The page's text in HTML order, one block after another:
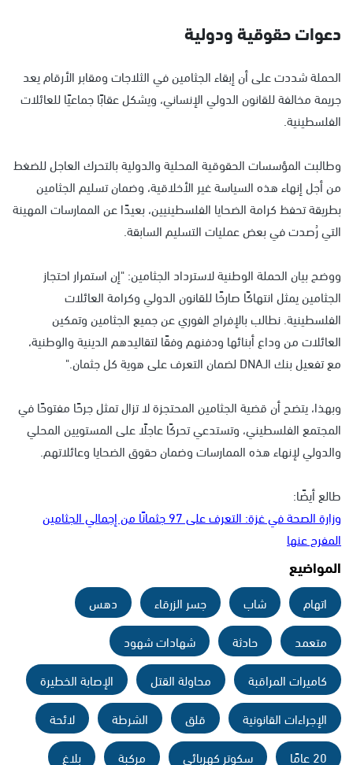
دعوات حقوقية ودولية
الحملة شددت على أن إبقاء الجثامين في الثلاجات ومقابر الأرقام يعد
جريمة مخالفة للقانون الدولي الإنساني، ويشكل عقابًا جماعيًا للعائلات
الفلسطينية.
وطالبت المؤسسات الحقوقية المحلية والدولية بالتحرك العاجل للضغط
من أجل إنهاء هذه السياسة غير الأخلاقية، وضمان تسليم الجثامين
بطريقة تحفظ كرامة الضحايا الفلسطينيين، بعيدًا عن الممارسات المهينة
التي رُصدت في بعض عمليات التسليم السابقة.
ووضح بيان الحملة الوطنية لاسترداد الجثامين: "إن استمرار احتجاز
الجثامين يمثل انتهاكًا صارخًا للقانون الدولي وكرامة العائلات
الفلسطينية. نطالب بالإفراج الفوري عن جميع الجثامين وتمكين
العائلات من وداع أبنائها ودفنهم وفقًا لتقاليدهم الدينية والوطنية،
مع تفعيل بنك الـDNA لضمان التعرف على هوية كل جثمان."
وبهذا، يتضح أن قضية الجثامين المحتجزة لا تزال تمثل جرحًا مفتوحًا في
المجتمع الفلسطيني، وتستدعي تحركًا عاجلًا على المستويين المحلي
والدولي لإنهاء هذه الممارسات وضمان حقوق الضحايا وعائلاتهم.
طالع أيضًا:
وزارة الصحة في غزة: التعرف على 97 جثمانًا من إجمالي الجثامين
المفرج عنها
المواضيع
اتهام شاب جسر الزرقاء
دهس
متعمد
حادثة
شهادات شهود
كاميرات المراقبة
محاولة القتل
الإصابة الخطيرة
الإجراءات القانونية
قلق الشرطة
لائحة
20 عامًا
سكوتر كهربائي مركبة بلاغ